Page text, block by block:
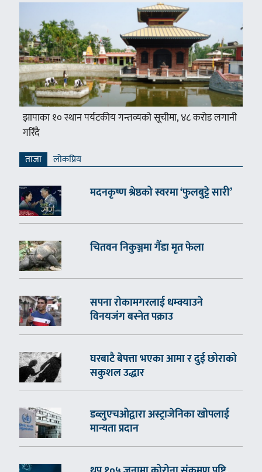
झापाका १० स्थान पर्यटकीय गन्तव्यको सूचीमा, ४८ करोड लगानी
गरिँदै
ताजा लाेकप्रिय
मदनकृष्ण श्रेष्ठको स्वरमा ‘फुलबुट्टे सारी’
चितवन निकुञ्जमा गैँडा मृत फेला
सपना रोकामगरलाई धम्क्याउने
विनयजंग बस्नेत पक्राउ
घरबाटै बेपत्ता भएका आमा र दुई छोराको
सकुशल उद्धार
डब्लुएचओद्वारा अस्ट्राजेनिका खोपलाई
मान्यता प्रदान